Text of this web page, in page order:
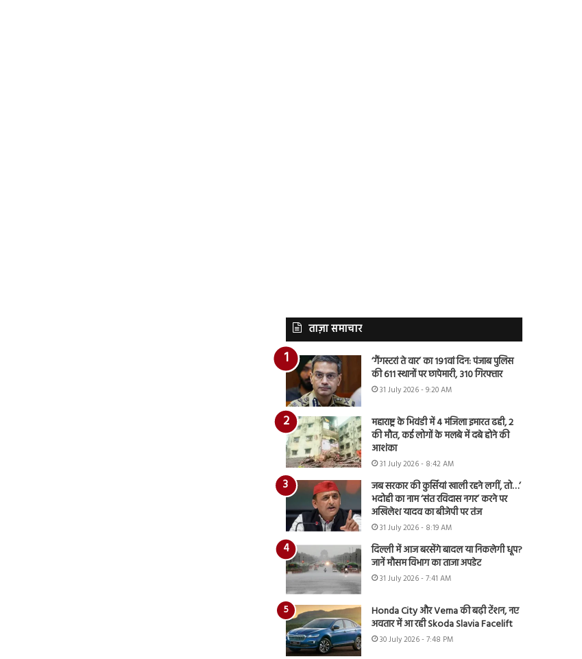
ताज़ा समाचार
‘गैंगस्टरां ते वार’ का 191वां दिन: पंजाब पुलिस
की 611 स्थानों पर छापेमारी, 310 गिरफ्तार
31 July 2026 - 9:20 AM
महाराष्ट्र के भिवंडी में 4 मंजिला इमारत ढही, 2
की मौत, कई लोगों के मलबे में दबे होने की
आशंका
31 July 2026 - 8:42 AM
जब सरकार की कुर्सियां खाली रहने लगीं, तो…’
भदोही का नाम ‘संत रविदास नगर’ करने पर
अखिलेश यादव का बीजेपी पर तंज
31 July 2026 - 8:19 AM
दिल्ली में आज बरसेंगे बादल या निकलेगी धूप?
जानें मौसम विभाग का ताजा अपडेट
31 July 2026 - 7:41 AM
Honda City और Verna की बढ़ी टेंशन, नए
अवतार में आ रही Skoda Slavia Facelift
30 July 2026 - 7:48 PM